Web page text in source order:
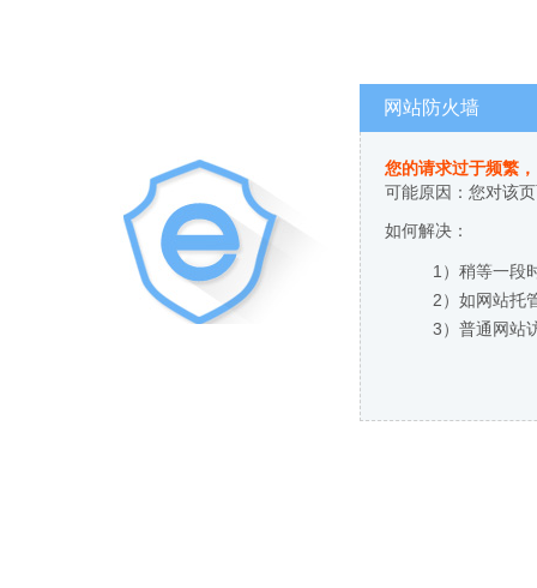
网站防火墙
您的请求过于频繁
可能原因：您对该
如何解决：
1）稍等一段
2）如网站托
3）普通网站